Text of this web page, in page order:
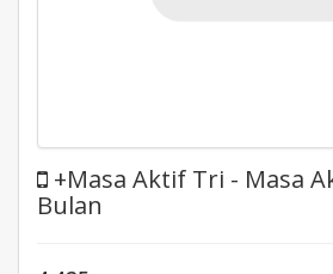
+Masa Aktif Tri - Masa
Bulan